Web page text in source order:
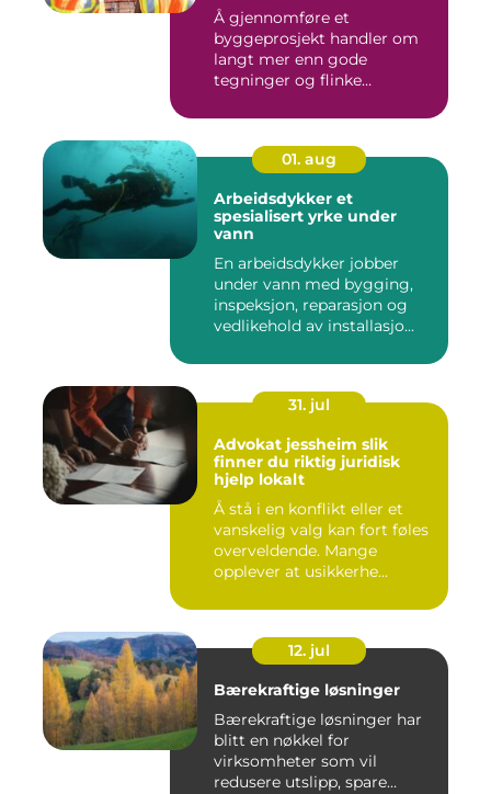
Å gjennomføre et
byggeprosjekt handler om
langt mer enn gode
tegninger og flinke
01. aug
Arbeidsdykker et
spesialisert yrke under
vann
En arbeidsdykker jobber
under vann med bygging,
inspeksjon, reparasjon og
vedlikehold av installasjo...
31. jul
Advokat jessheim slik
finner du riktig juridisk
hjelp lokalt
Å stå i en konflikt eller et
vanskelig valg kan fort føles
overveldende. Mange
opplever at usikkerhe...
12. jul
Bærekraftige løsninger
Bærekraftige løsninger har
blitt en nøkkel for
virksomheter som vil
redusere utslipp, spare